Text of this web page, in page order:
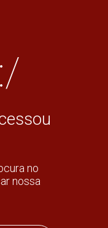
no
nossa